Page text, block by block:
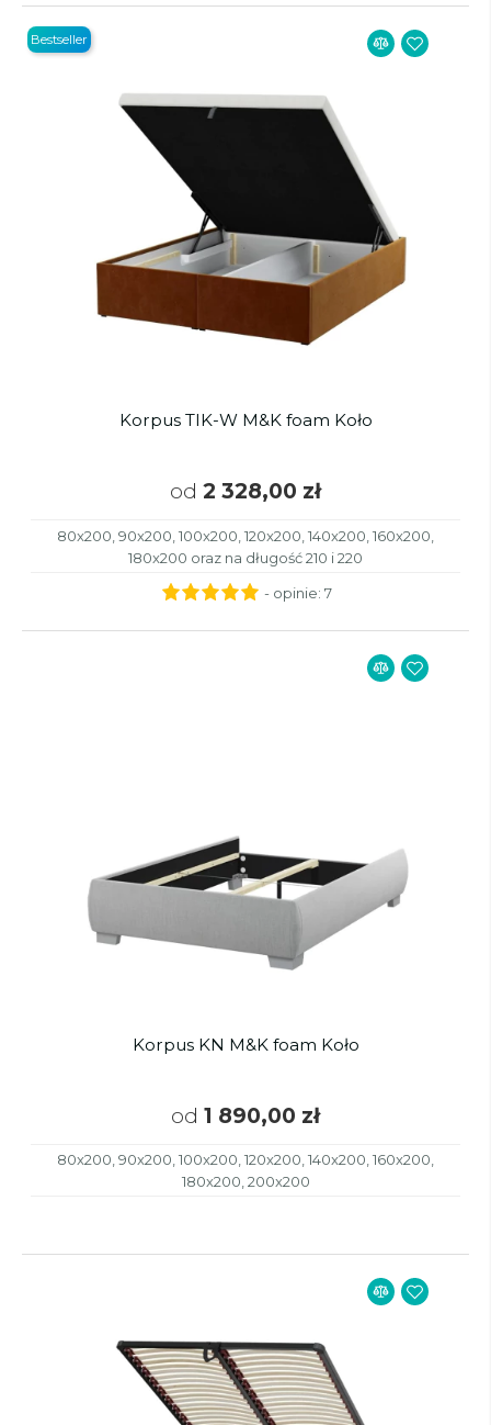
Korpus TIK-W M&K foam Koło
od 2 328,00 zł
80x200, 90x200, 100x200, 120x200, 140x200, 160x200,
180x200 oraz na długość 210 i 220
Bestseller
- opinie: 7
Korpus KN M&K foam Koło
od 1 890,00 zł
80x200, 90x200, 100x200, 120x200, 140x200, 160x200,
180x200, 200x200